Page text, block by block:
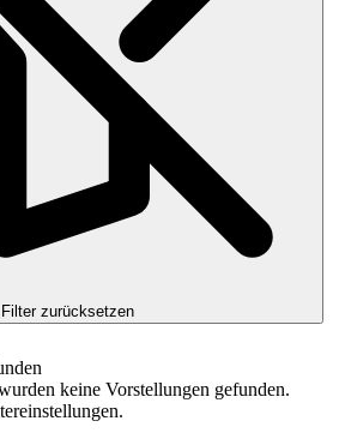
Filter zurücksetzen
keine Vorstellungen gefunden.